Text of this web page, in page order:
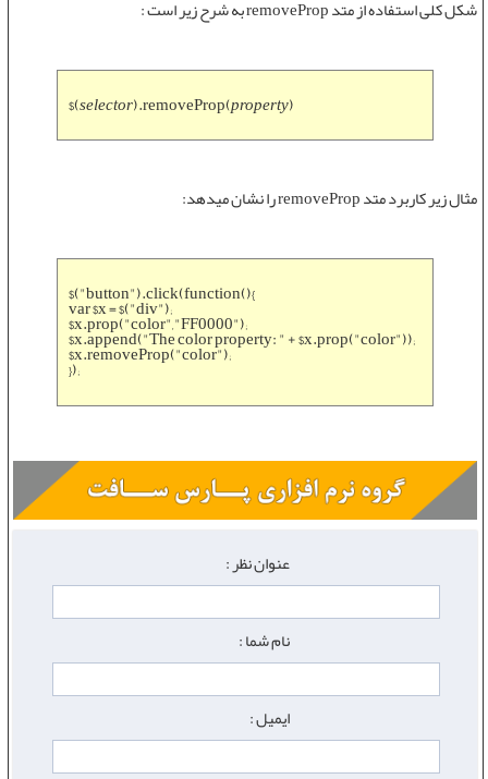
شکل کلی استفاده ازمتد removeProp به شرح زیر است :
$(selector).removeProp(property)
مثال زیر کاربردمتد removeProp را نشان میدهد:
$("button").click(function(){
var $x = $("div");
$x.prop("color","FF0000");
$x.append("The color property: " + $x.prop("color"));
$x.removeProp("color");
});
عنوان نظر :
نام شما :
ایمیل :